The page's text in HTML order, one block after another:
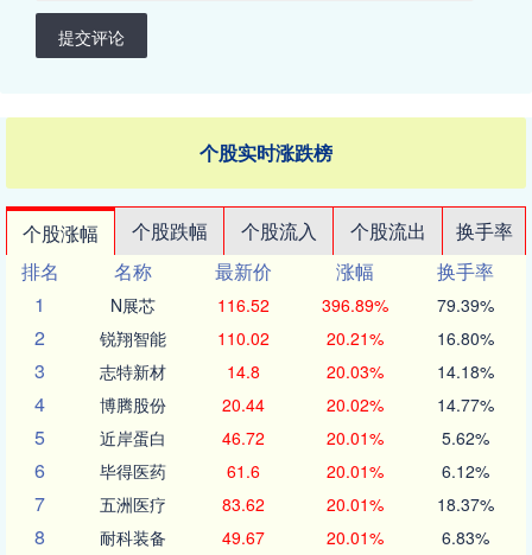
提交评论
个股实时涨跌榜
个股涨幅 个股跌幅 个股流入 个股流出
换手率
排名
名称 最新价 涨幅
换手率
1
N展芯 116.52 396.89% 79.39%
2 锐翔智能 110.02 20.21% 16.80%
3 志特新材 14.8 20.03% 14.18%
4 博腾股份 20.44 20.02% 14.77%
5 近岸蛋白 46.72 20.01% 5.62%
6 毕得医药 61.6 20.01% 6.12%
7 五洲医疗 83.62 20.01% 18.37%
8 耐科装备 49.67 20.01% 6.83%